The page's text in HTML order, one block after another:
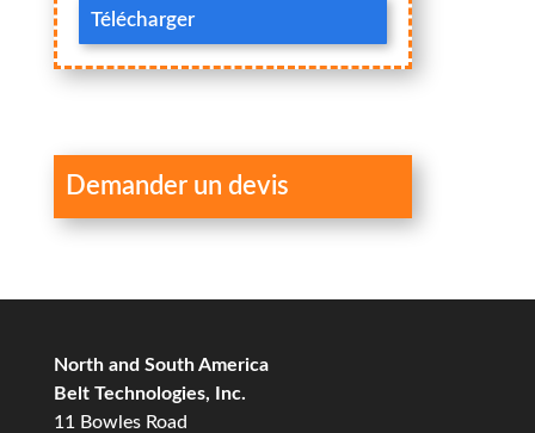
Télécharger
Demander un devis
North and South America
Belt Technologies, Inc.
11 Bowles Road